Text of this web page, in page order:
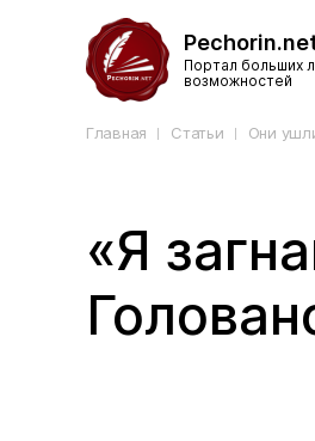
Портал больших
возможностей
Главная Статьи Они
«Я